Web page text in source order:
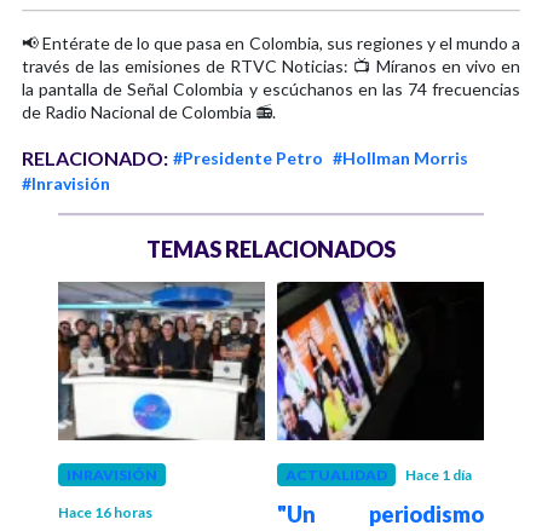
📢 Entérate de lo que pasa en Colombia, sus regiones y el mundo a
través de las emisiones de RTVC Noticias: 📺 Míranos en vivo en
la pantalla de Señal Colombia y escúchanos en las 74 frecuencias
de Radio Nacional de Colombia 📻.
RELACIONADO: #Presidente Petro #Hollman Morris
#Inravisión
TEMAS RELACIONADOS
INRAVISIÓN
Hace 16 horas
ACTUALIDAD Hace 1 día
"Un periodismo